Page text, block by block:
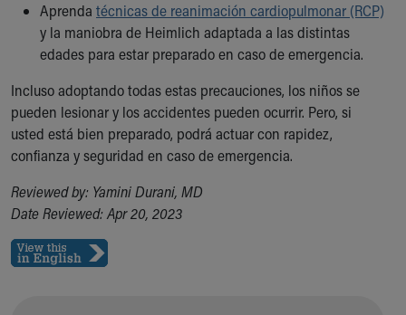
Aprenda técnicas de reanimación cardiopulmonar (RCP)
y la maniobra de Heimlich adaptada a las distintas
edades para estar preparado en caso de emergencia.
Incluso adoptando todas estas precauciones, los niños se
pueden lesionar y los accidentes pueden ocurrir. Pero, si
usted está bien preparado, podrá actuar con rapidez,
confianza y seguridad en caso de emergencia.
Reviewed by: Yamini Durani, MD
Date Reviewed: Apr 20, 2023